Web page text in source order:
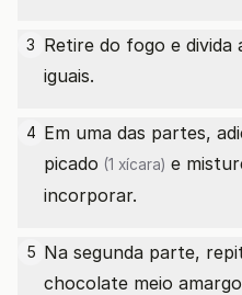
3 Retire do fogo e divida
iguais.
4 Em uma das partes,
picado (1 xícara) e
incorporar.
5 Na segunda parte,
chocolate meio amargo